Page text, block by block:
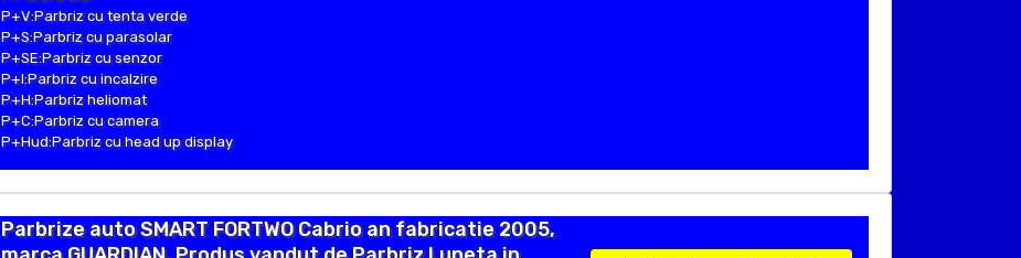
P+V:Parbriz cu tenta verde
P+S:Parbriz cu parasolar
P+SE:Parbriz cu senzor
P+I:Parbriz cu incalzire
P+H:Parbriz heliomat
P+C:Parbriz cu camera
P+Hud:Parbriz cu head up display
Parbrize auto SMART FORTWO Cabrio an fabricatie 2005,